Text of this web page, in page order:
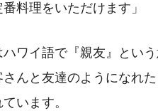
料理をいただけます」
ワイ語で『親友』とい
んと友達のようになれた
います。